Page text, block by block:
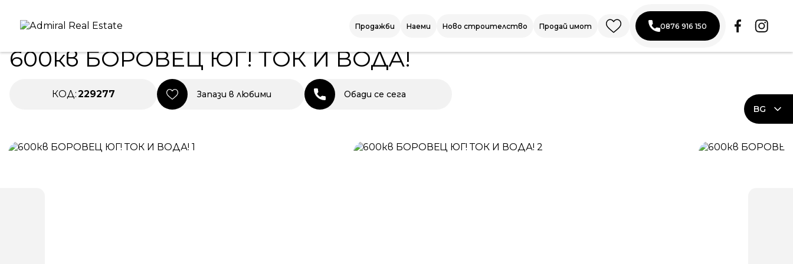
Продажби Наеми Ново строителство Продай имот 0876 916 150
BG
ПРОДАВА
600кв БОРОВЕЦ ЮГ! ТОК И ВОДА!
КОД:229277 Запази в любими Обади се сега